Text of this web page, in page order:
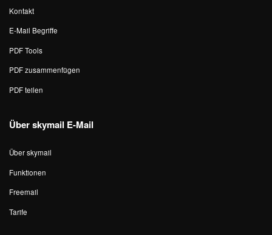
Kontakt
E-Mail Begriffe
PDF Tools
PDF zusammenfügen
PDF teilen
Über skymail E-Mail
Über skymail
Funktionen
Freemail
Tarife